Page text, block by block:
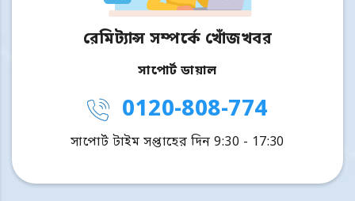
রেমিট্যান্স সম্পর্কে খোঁজখবর
সাপোর্ট ডায়াল
0120-808-774
সাপোর্ট টাইম সপ্তাহের দিন 9:30 - 17:30